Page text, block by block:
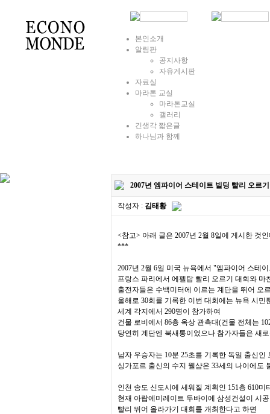
본인소개
알림판
공지사항
자유게시판
자료실
마라톤 교실
마라톤교실
갤러리
긴생각 짧은글
하나님과 함께
2007년 엠파이어 스테이트 빌딩 빨리 오르
작성자 : 김태황
<참고> 아래 글은 2007년 2월 8일에 게시한 것
***
2007년 2월 6일 미국 뉴욕에서 "엠파이어 스테
프랑스 파리에서 에펠탑 빨리 오르기 대회와 마
출전자들은 수백미터에 이르는 계단을 뛰어 오
올해로 30회를 기록한 이번 대회에는 뉴욕 시민
세계 각지에서 290명이 참가하여
건물 로비에서 86층 옥상 관측대(건물 전체는
당연히 계단엔 북새통이었으나 참가자들은 새
남자 우승자는 10분 25초를 기록한 독일 출신인
싱가포르 출신의 수지 웰샴은 33세의 나이에도
인천 송도 신도시에 세워질 계획인 151층 610미
현재 아랍에미레이트 두바이에 삼성건설이 시
빨리 뛰어 올라가기 대회를 개최한다고 하면